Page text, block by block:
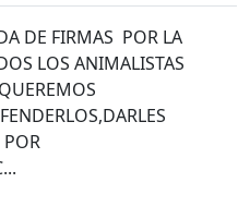
DE FIRMAS POR LA
LOS ANIMALISTAS
ERLOS,DARLES
POR